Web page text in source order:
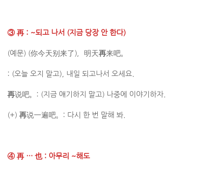
③ 再 : ~되고 나서 (지금 당장 안 한다)
(예문) (你今天别来了)，明天再来吧。
: (오늘 오지 말고), 내일 되고나서 오세요.
再说吧。: (지금 얘기하지 말고) 나중에 이야기하자.
(+) 再说一遍吧。: 다시 한 번 말해 봐.
④ 再 … 也: 아무리 ~해도